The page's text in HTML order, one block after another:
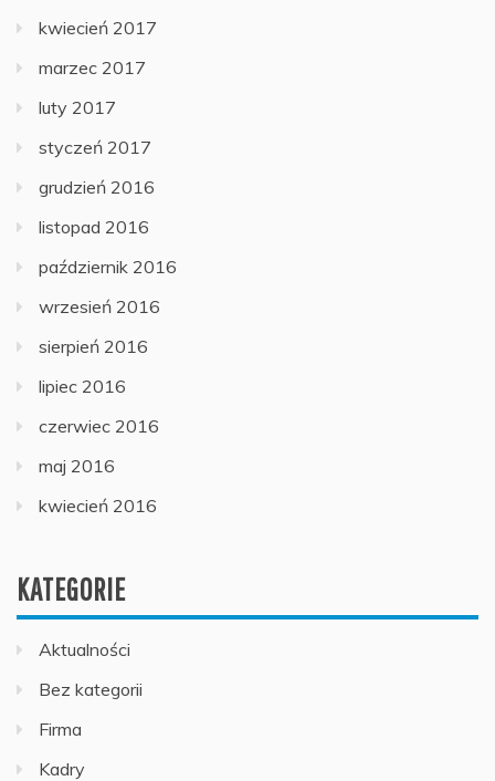
kwiecień 2017
marzec 2017
luty 2017
styczeń 2017
grudzień 2016
listopad 2016
październik 2016
wrzesień 2016
sierpień 2016
lipiec 2016
czerwiec 2016
maj 2016
kwiecień 2016
KATEGORIE
Aktualności
Bez kategorii
Firma
Kadry